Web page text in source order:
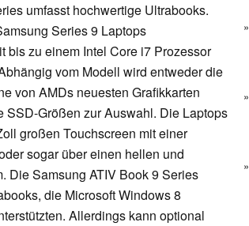
umfasst hochwertige Ultrabooks.
Series 9 Laptops
bis zu einem Intel Core i7 Prozessor
vom Modell wird entweder die
von AMDs neuesten Grafikkarten
SSD-Größen zur Auswahl. Die Laptops
großen Touchscreen mit einer
sogar über einen hellen und
Die Samsung ATIV Book 9 Series
die Microsoft Windows 8
Allerdings kann optional